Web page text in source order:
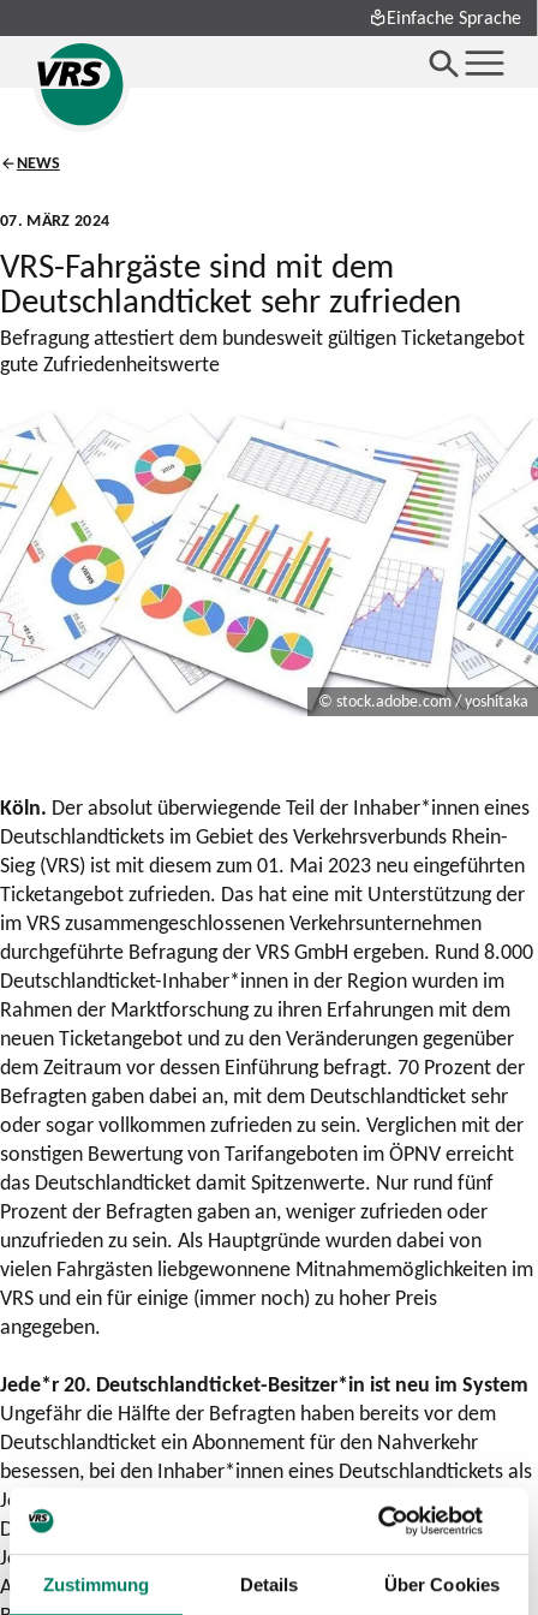
Zustimmung Details Über Cookies
Einfache Sprache
NEWS
07. MÄRZ 2024
VRS-Fahrgäste sind mit dem
Deutschlandticket sehr zufrieden
Befragung attestiert dem bundesweit gültigen Ticketangebot
gute Zufriedenheitswerte
© stock.adobe.com / yoshitaka
Köln. Der absolut überwiegende Teil der Inhaber*innen eines
Deutschlandtickets im Gebiet des Verkehrsverbunds Rhein-
Sieg (VRS) ist mit diesem zum 01. Mai 2023 neu eingeführten
Ticketangebot zufrieden. Das hat eine mit Unterstützung der
im VRS zusammengeschlossenen Verkehrsunternehmen
durchgeführte Befragung der VRS GmbH ergeben. Rund 8.000
Deutschlandticket-Inhaber*innen in der Region wurden im
Rahmen der Marktforschung zu ihren Erfahrungen mit dem
neuen Ticketangebot und zu den Veränderungen gegenüber
dem Zeitraum vor dessen Einführung befragt. 70 Prozent der
Befragten gaben dabei an, mit dem Deutschlandticket sehr
oder sogar vollkommen zufrieden zu sein. Verglichen mit der
sonstigen Bewertung von Tarifangeboten im ÖPNV erreicht
das Deutschlandticket damit Spitzenwerte. Nur rund fünf
Prozent der Befragten gaben an, weniger zufrieden oder
unzufrieden zu sein. Als Hauptgründe wurden dabei von
vielen Fahrgästen liebgewonnene Mitnahmemöglichkeiten im
VRS und ein für einige (immer noch) zu hoher Preis
angegeben.
Jede*r 20. Deutschlandticket-Besitzer*in ist neu im System
Ungefähr die Hälfte der Befragten haben bereits vor dem
Deutschlandticket ein Abonnement für den Nahverkehr
besessen, bei den Inhaber*innen eines Deutschlandtickets als
JobTicket waren dies sogar fast 70 Prozent. Mit rund einem
Drittel der verkauften Deutschlandtickets spielen die
JobTickets im VRS weiterhin eine ganz zentrale Rolle, ihr
Anteil an allen Deutschlandtickets liegt deutlich höher als im